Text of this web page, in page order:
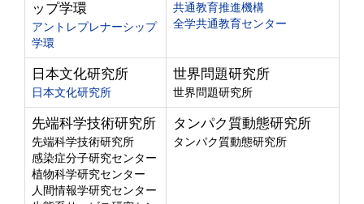
ップ学環
アントレプレナーシップ
学環
共通教育推進機構
全学共通教育センター
日本文化研究所
日本文化研究所
世界問題研究所
世界問題研究所
先端科学技術研究所
先端科学技術研究所
感染症分子研究センター
植物科学研究センター
人間情報学研究センター
タンパク質動態研究所
タンパク質動態研究所